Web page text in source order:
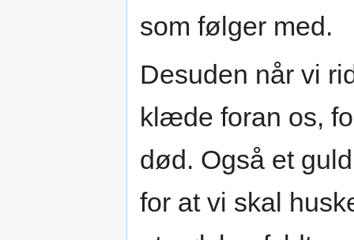
som følger med.
Desuden når vi
klæde foran os,
død. Også et
for at vi skal